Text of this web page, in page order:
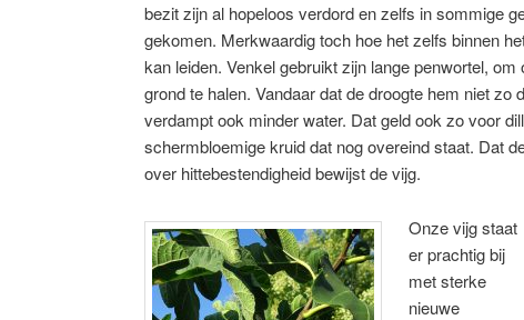
bezit zijn al hopeloos verdord en zelfs in sommige
gekomen. Merkwaardig toch hoe het zelfs binnen
kan leiden. Venkel gebruikt zijn lange penwortel,
grond te halen. Vandaar dat de droogte hem niet zo
verdampt ook minder water. Dat geld ook zo voor
schermbloemige kruid dat nog overeind staat. Dat
over hittebestendigheid bewijst de vijg.
Onze vijg staat
er prachtig bij
met sterke
nieuwe